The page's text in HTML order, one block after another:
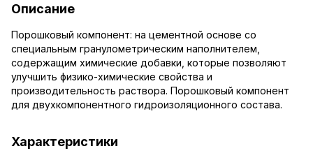
Описание
Порошковый компонент: на цементной основе со
специальным гранулометрическим наполнителем,
содержащим химические добавки, которые позволяют
улучшить физико-химические свойства и
производительность раствора. Порошковый компонент
для двухкомпонентного гидроизоляционного состава.
Характеристики